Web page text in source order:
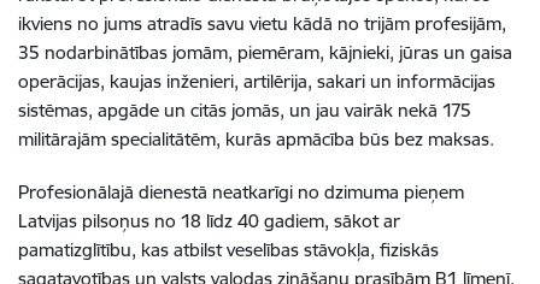
ikviens no jums atradīs savu vietu kādā no trijām profesijām,
35 nodarbinātības jomām, piemēram, kājnieki, jūras un gaisa
operācijas, kaujas inženieri, artilērija, sakari un informācijas
sistēmas, apgāde un citās jomās, un jau vairāk nekā 175
militārajām specialitātēm, kurās apmācība būs bez maksas.
Profesionālajā dienestā neatkarīgi no dzimuma pieņem
Latvijas pilsoņus no 18 līdz 40 gadiem, sākot ar
pamatizglītību, kas atbilst veselības stāvokļa, fiziskās
sagatavotības un valsts valodas zināšanu prasībām B1 līmenī,